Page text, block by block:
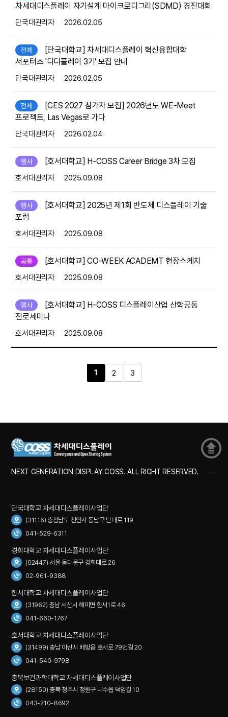
차세대디스플레이 자기설계 마이크로디그리(SDMD) 경진대회
단국대관리자 2026.02.05
전체
[단국대학교] 차세대디스플레이 혁신융합대학
서포터즈 '디디플레이 3기' 모집 안내
단국대관리자 2026.02.05
전체
[CES 2027 참가자 모집] 2026년도 WE-Meet
프로젝트, Las Vegas로 가다
단국대관리자 2026.02.04
행사 [호서대학교] H-COSS Career Bridge 3차 모집
호서대관리자 2025.09.08
행사
[호서대학교] 2025년 제1회 반도체 디스플레이 기술
포럼
호서대관리자 2025.09.08
공통 [호서대학교] CO-WEEK ACADEMT 현장스케치
호서대관리자 2025.09.08
행사
[호서대학교] H-COSS 디스플레이산업 산학공동
진로세미나
호서대관리자 2025.09.08
1 2 3
NEXT GENERATION DISPLAY COSS. ALL RIGHT RESERVED.
단국대학교 차세대디스플레이사업단
(31116) 충청남도 천안시 동남구 단대로 119
041-529-6311
경희대학교 차세대디스플레이사업단
(02447) 서울 동대문구 경희대로 26
02-961-9388
한서대학교 차세대디스플레이사업단
(31962) 충남 서산시 해미면 한서1로 46
041-660-1767
호서대학교 차세대디스플레이사업단
(31499) 충남 아산시 배방읍 호서로 79번길 20
041-540-9798
충북보건과학대학교 차세대디스플레이사업단
(28150) 충북 청주시 청원구 내수읍 덕암길 10
043-210-8692